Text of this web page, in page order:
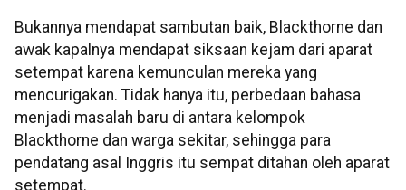
Bukannya mendapat sambutan baik, Blackthorne dan
awak kapalnya mendapat siksaan kejam dari aparat
setempat karena kemunculan mereka yang
mencurigakan. Tidak hanya itu, perbedaan bahasa
menjadi masalah baru di antara kelompok
Blackthorne dan warga sekitar, sehingga para
pendatang asal Inggris itu sempat ditahan oleh aparat
setempat.